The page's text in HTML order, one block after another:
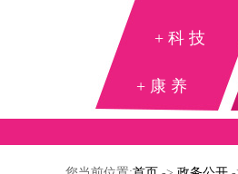
+科技
+康养